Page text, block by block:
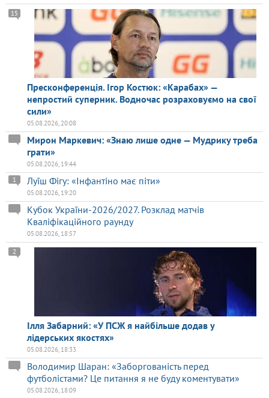
Пресконференція. Ігор Костюк: «Карабах» —
непростий суперник. Водночас розраховуємо на свої
сили»
15
05.08.2026, 20:08
Мирон Маркевич: «Знаю лише одне — Мудрику треба
грати»
05.08.2026, 19:44
Луїш Фігу: «Інфантіно має піти»
1
05.08.2026, 19:20
Кубок України-2026/2027. Розклад матчів
Кваліфікаційного раунду
05.08.2026, 18:57
Ілля Забарний: «У ПСЖ я найбільше додав у
лідерських якостях»
2
05.08.2026, 18:33
Володимир Шаран: «Заборгованість перед
футболістами? Це питання я не буду коментувати»
05.08.2026, 18:09